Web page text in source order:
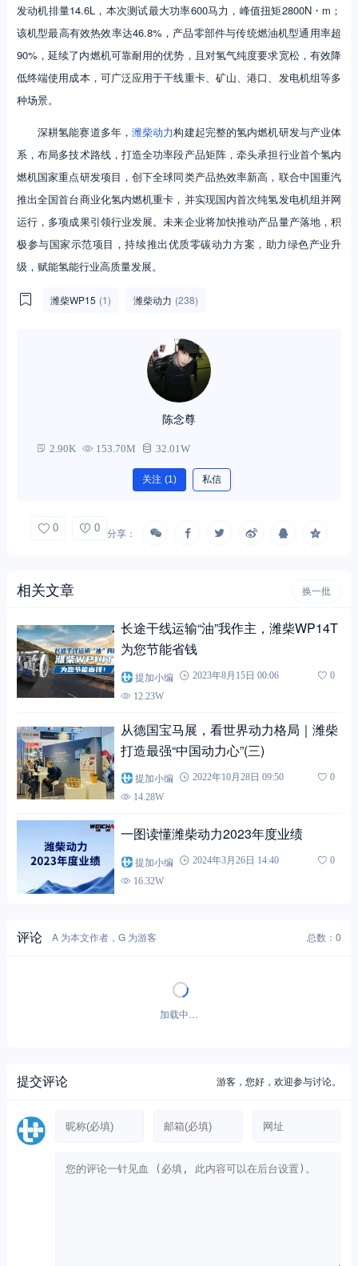
发动机排量14.6L，本次测试最大功率600马力，峰值扭矩2800N・m；
该机型最高有效热效率达46.8%，产品零部件与传统燃油机型通用率超
90%，延续了内燃机可靠耐用的优势，且对氢气纯度要求宽松，有效降
低终端使用成本，可广泛应用于干线重卡、矿山、港口、发电机组等多
种场景。
深耕氢能赛道多年， 潍柴动力构建起完整的氢内燃机研发与产业体
系，布局多技术路线，打造全功率段产品矩阵，牵头承担行业首个氢内
燃机国家重点研发项目，创下全球同类产品热效率新高，联合中国重汽
推出全国首台商业化氢内燃机重卡，并实现国内首次纯氢发电机组并网
运行，多项成果引领行业发展。未来企业将加快推动产品量产落地，积
极参与国家示范项目，持续推出优质零碳动力方案，助力绿色产业升
级，赋能氢能行业高质量发展。
潍柴WP15 (1) 潍柴动力 (238)
陈念尊
2.90K 153.70M 32.01W
关注 (1) 私信
0 0 分享：
相关文章 换一批
长途干线运输“油”我作主，潍柴WP14T
为您节能省钱
提加小编 2023年8月15日 00:06
0
12.23W
从德国宝马展，看世界动力格局｜潍柴
打造最强“中国动力心”(三)
提加小编 2022年10月28日 09:50
0
14.28W
一图读懂潍柴动力2023年度业绩
提加小编 2024年3月26日 14:40
0
16.32W
评论 A 为本文作者，G 为游客 总数：0
暂无评论！